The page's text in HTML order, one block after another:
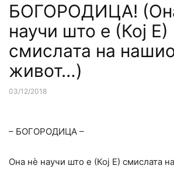
БОГОРОДИЦА!
научи што е (Кој Е)
смислата на
живот…)
03/12/2018
– БОГОРОДИЦА –
Она нѐ научи што е (Кој Е) смислата